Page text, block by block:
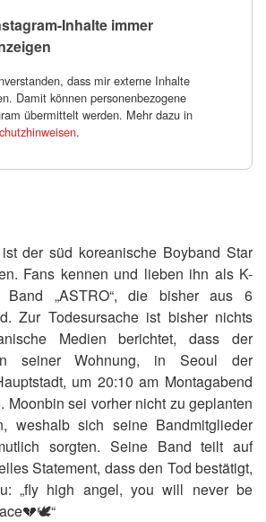
Inhalte immer
dass mir externe Inhalte
Damit können personenbezogene
übermittelt werden. Mehr dazu in
.
der süd koreanische Boyband Star
Fans kennen und lieben ihn als K-
„ASTRO“, die bisher aus 6
Zur Todesursache ist bisher nichts
Medien berichtet, dass der
seiner Wohnung, in Seoul der
um 20:10 am Montagabend
Moonbin sei vorher nicht zu geplanten
weshalb sich seine Bandmitglieder
sorgten. Seine Band teilt auf
Statement, dass den Tod bestätigt,
„fly high angel, you will never be